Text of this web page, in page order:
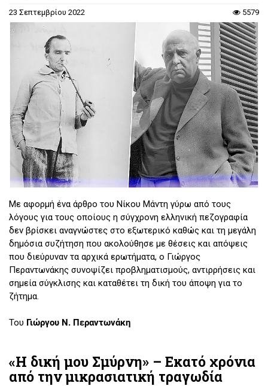
23 Σεπτεμβρίου 2022 5579
Με αφορμή ένα άρθρο του Νίκου Μάντη γύρω από τους
λόγους για τους οποίους η σύγχρονη ελληνική πεζογραφία
δεν βρίσκει αναγνώστες στο εξωτερικό καθώς και τη μεγάλη
δημόσια συζήτηση που ακολούθησε με θέσεις και απόψεις
που διεύρυναν τα αρχικά ερωτήματα, ο Γιώργος
Περαντωνάκης συνοψίζει προβληματισμούς, αντιρρήσεις και
σημεία σύγκλισης και καταθέτει τη δική του άποψη για το
ζήτημα.
Του Γιώργου Ν. Περαντωνάκη
«Η δική μου Σμύρνη» – Εκατό χρόνια
από την μικρασιατική τραγωδία